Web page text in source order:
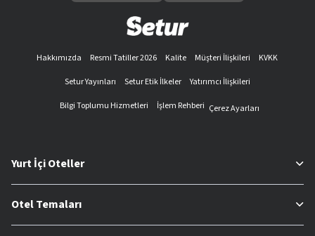
Hakkımızda Resmi Tatiller 2026 Kalite Müşteri İlişkileri
KVKK
Setur Yayınları
Setur Etik İlkeler
Yatırımcı İlişkileri
Bilgi Toplumu Hizmetleri
İşlem Rehberi Çerez Ayarları
Yurt İçi Oteller
Otel Temaları